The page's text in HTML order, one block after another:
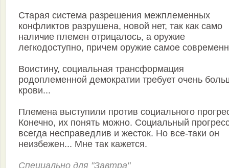
Старая система разрешения межплеменных
конфликтов разрушена, новой нет, так как само
наличие племен отрицалось, а оружие
легкодоступно, причем оружие самое
Воистину, социальная трансформация
родоплеменной демократии требует очень
крови...
Племена выступили против социального
Конечно, их понять можно. Социальный
всегда несправедлив и жесток. Но все-таки он
неизбежен... Мне так кажется.
Специально для "Завтра"